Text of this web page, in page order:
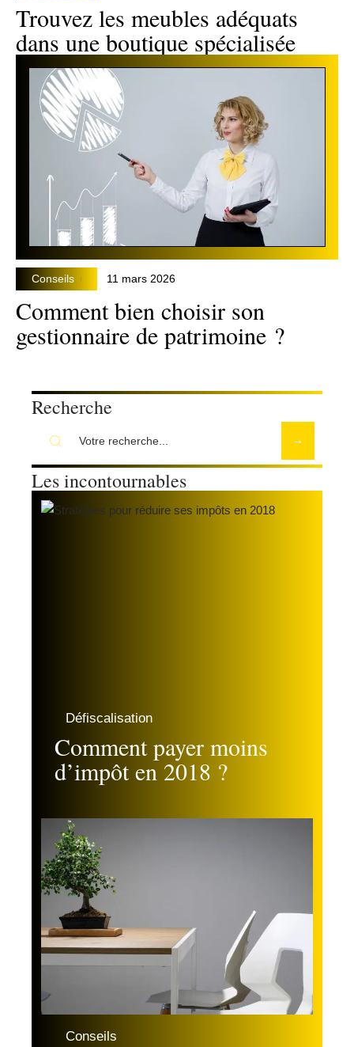
Trouvez les meubles adéquats
dans une boutique spécialisée
Conseils 11 mars 2026
Comment bien choisir son
gestionnaire de patrimoine ?
Recherche
Les incontournables
Défiscalisation
Comment payer moins
d’impôt en 2018 ?
Conseils